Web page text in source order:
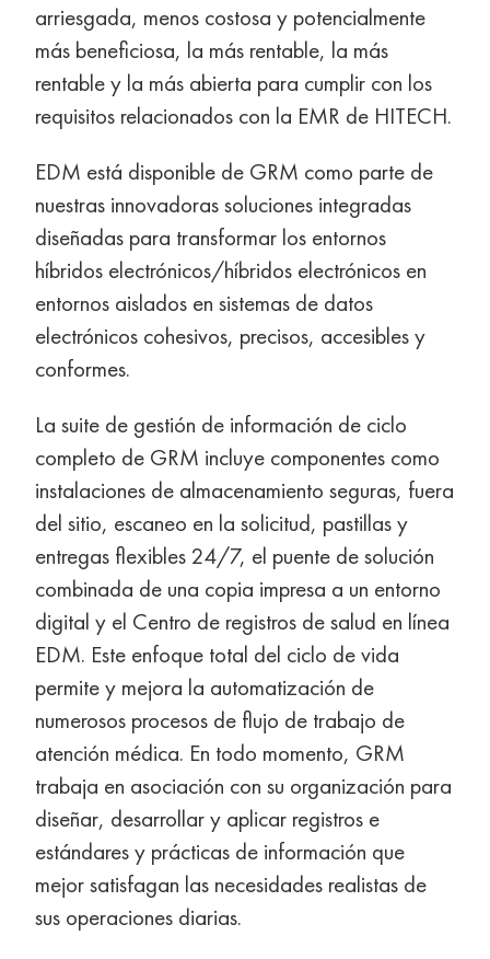
arriesgada, menos costosa y potencialmente
más beneficiosa, la más rentable, la más
rentable y la más abierta para cumplir con los
requisitos relacionados con la EMR de HITECH.
EDM está disponible de GRM como parte de
nuestras innovadoras soluciones integradas
diseñadas para transformar los entornos
híbridos electrónicos/híbridos electrónicos en
entornos aislados en sistemas de datos
electrónicos cohesivos, precisos, accesibles y
conformes.
La suite de gestión de información de ciclo
completo de GRM incluye componentes como
instalaciones de almacenamiento seguras, fuera
del sitio, escaneo en la solicitud, pastillas y
entregas flexibles 24/7, el puente de solución
combinada de una copia impresa a un entorno
digital y el Centro de registros de salud en línea
EDM. Este enfoque total del ciclo de vida
permite y mejora la automatización de
numerosos procesos de flujo de trabajo de
atención médica. En todo momento, GRM
trabaja en asociación con su organización para
diseñar, desarrollar y aplicar registros e
estándares y prácticas de información que
mejor satisfagan las necesidades realistas de
sus operaciones diarias.